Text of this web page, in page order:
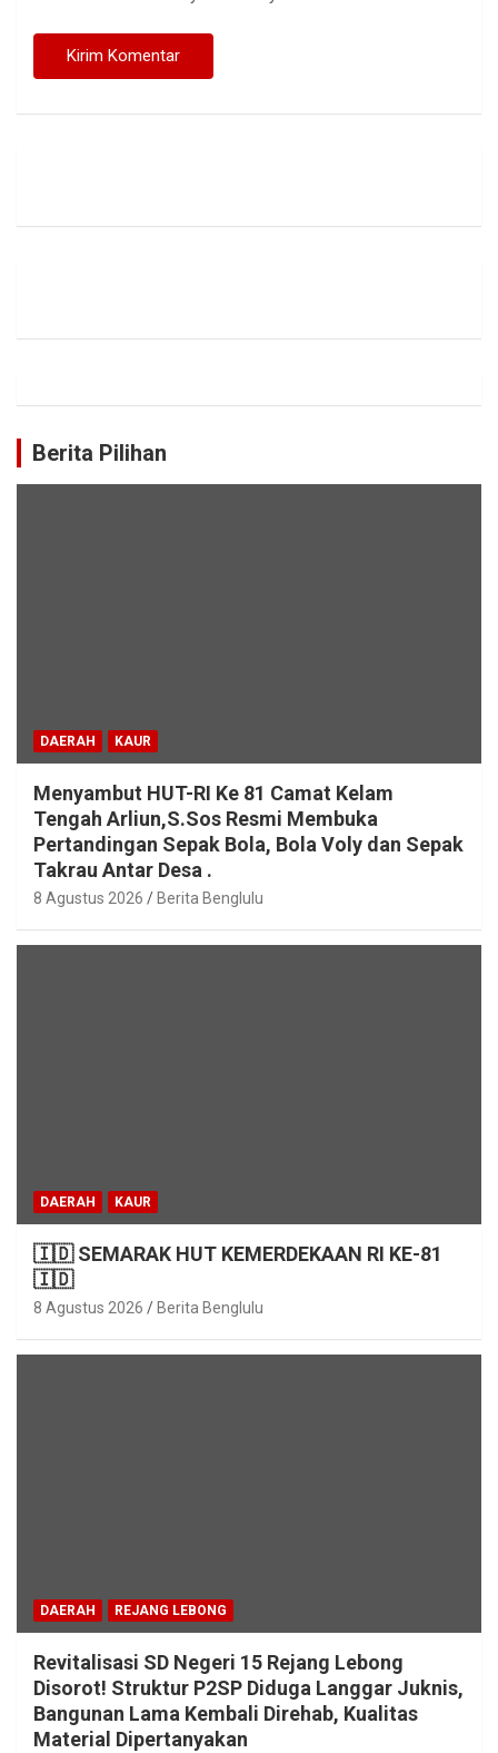
Berita Pilihan
DAERAH KAUR
Menyambut HUT-RI Ke 81 Camat Kelam
Tengah Arliun,S.Sos Resmi Membuka
Pertandingan Sepak Bola, Bola Voly dan Sepak
Takrau Antar Desa .
8 Agustus 2026 Berita Benglulu
DAERAH KAUR
🇮🇩 SEMARAK HUT KEMERDEKAAN RI KE-81
🇮🇩
8 Agustus 2026 Berita Benglulu
DAERAH REJANG LEBONG
Revitalisasi SD Negeri 15 Rejang Lebong
Disorot! Struktur P2SP Diduga Langgar Juknis,
Bangunan Lama Kembali Direhab, Kualitas
Material Dipertanyakan